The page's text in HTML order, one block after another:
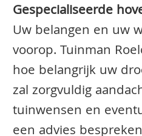
Gespecialiseerde
Uw belangen en uw
voorop. Tuinman
hoe belangrijk uw
zal zorgvuldig
tuinwensen en